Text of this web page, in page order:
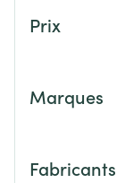
Prix
Marques
Fabricants